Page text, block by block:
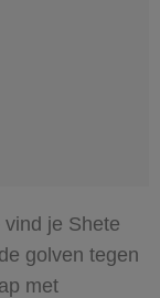
je Shete
golven tegen
met